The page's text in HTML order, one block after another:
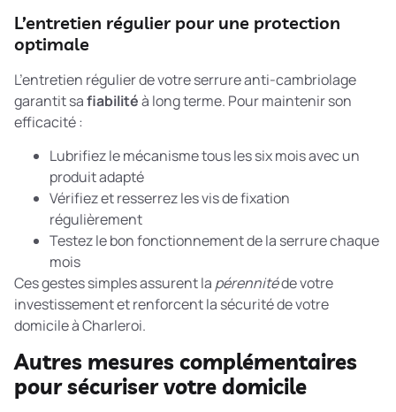
L’entretien régulier pour une protection
optimale
L’entretien régulier de votre serrure anti-cambriolage
garantit safiabilitéà long terme. Pour maintenir son
efficacité :
Lubrifiez le mécanisme tous les six mois avec un
produit adapté
Vérifiez et resserrez les vis de fixation
régulièrement
Testez le bon fonctionnement de la serrure chaque
mois
Ces gestes simples assurent la pérennitéde votre
investissement et renforcent la sécurité de votre
domicile à Charleroi.
Autres mesures complémentaires
pour sécuriser votre domicile